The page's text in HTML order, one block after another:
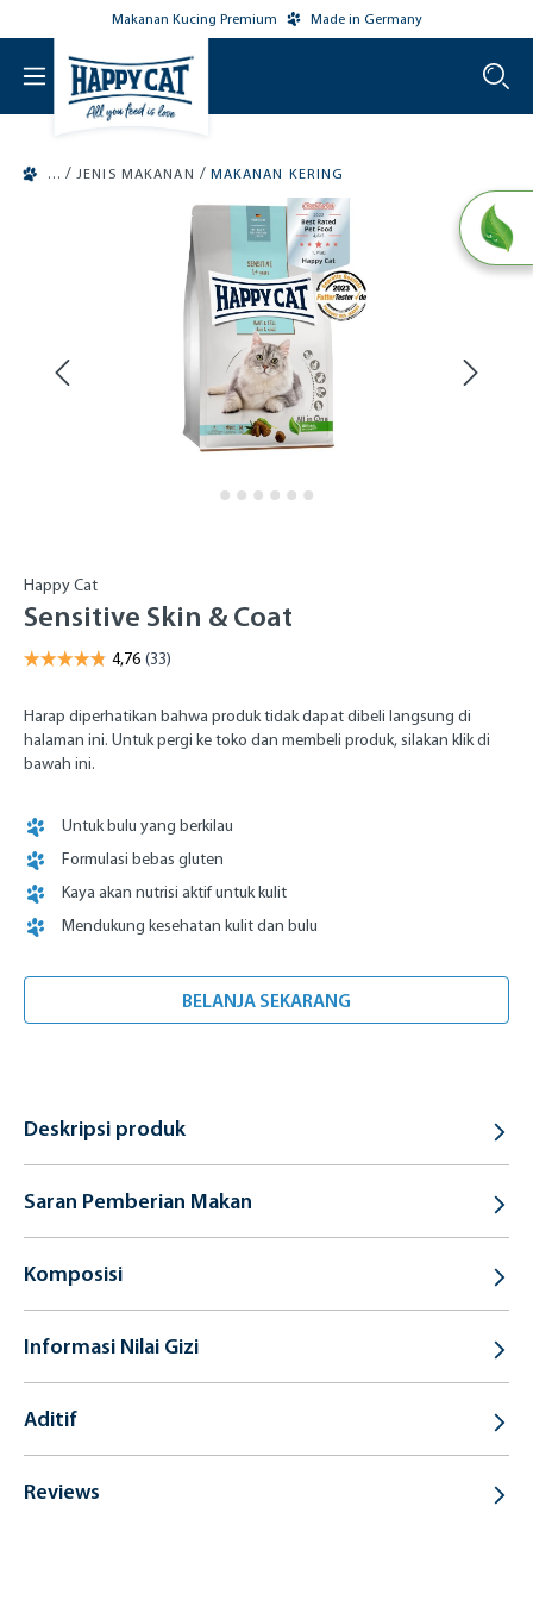
main contentMakanan Kucing Premium Made in Germany
/ JENIS MAKANAN / MAKANAN KERING
Happy Cat
Sensitive Skin & Coat
Harap diperhatikan bahwa produk tidak dapat dibeli langsung di
halaman ini. Untuk pergi ke toko dan membeli produk, silakan klik di
bawah ini.
Untuk bulu yang berkilau
Formulasi bebas gluten
Kaya akan nutrisi aktif untuk kulit
Mendukung kesehatan kulit dan bulu
BELANJA SEKARANG
Deskripsi produk
Saran Pemberian Makan
Komposisi
Informasi Nilai Gizi
Aditif
Reviews